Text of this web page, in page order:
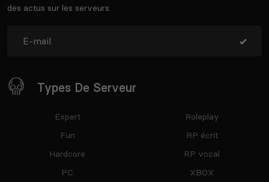
des actus sur les serveurs.
Types De Serveur
Expert
Fun
Hardcore
PC
Roleplay
RP écrit
RP vocal
XBOX